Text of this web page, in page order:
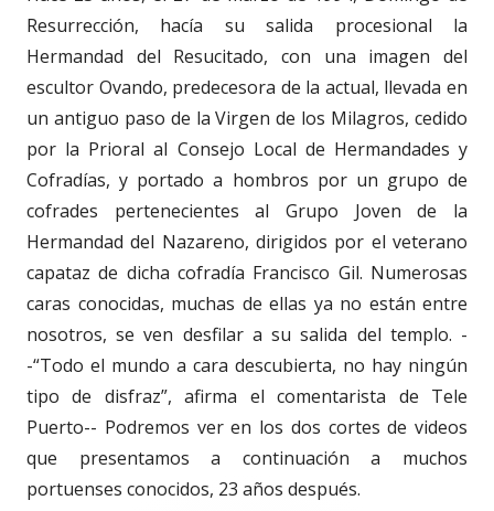
Resurrección, hacía su salida procesional la
Hermandad del Resucitado, con una imagen del
escultor Ovando, predecesora de la actual, llevada en
un antiguo paso de la Virgen de los Milagros, cedido
por la Prioral al Consejo Local de Hermandades y
Cofradías, y portado a hombros por un grupo de
cofrades pertenecientes al Grupo Joven de la
Hermandad del Nazareno, dirigidos por el veterano
capataz de dicha cofradía Francisco Gil. Numerosas
caras conocidas, muchas de ellas ya no están entre
nosotros, se ven desfilar a su salida del templo. -
-“Todo el mundo a cara descubierta, no hay ningún
tipo de disfraz”, afirma el comentarista de Tele
Puerto-- Podremos ver en los dos cortes de videos
que presentamos a continuación a muchos
portuenses conocidos, 23 años después.